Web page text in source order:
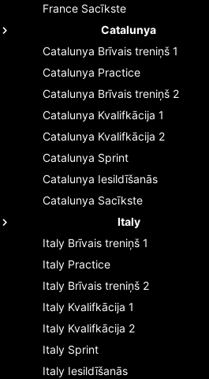
France Sacīkste
Catalunya
Catalunya Brīvais treniņš 1
Catalunya Practice
Catalunya Brīvais treniņš 2
Catalunya Kvalifkācija 1
Catalunya Kvalifkācija 2
Catalunya Sprint
Catalunya Iesildīšanās
Catalunya Sacīkste
Italy
Italy Brīvais treniņš 1
Italy Practice
Italy Brīvais treniņš 2
Italy Kvalifkācija 1
Italy Kvalifkācija 2
Italy Sprint
Italy Iesildīšanās